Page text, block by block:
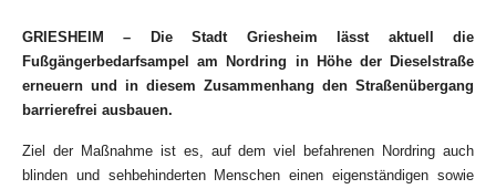
GRIESHEIM – Die Stadt Griesheim lässt aktuell die
Fußgängerbedarfsampel am Nordring in Höhe der Dieselstraße
erneuern und in diesem Zusammenhang den Straßenübergang
barrierefrei ausbauen.
Ziel der Maßnahme ist es, auf dem viel befahrenen Nordring auch
blinden und sehbehinderten Menschen einen eigenständigen sowie